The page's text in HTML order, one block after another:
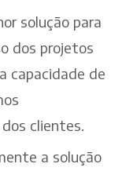
solução para
dos projetos
capacidade de
clientes.
a solução